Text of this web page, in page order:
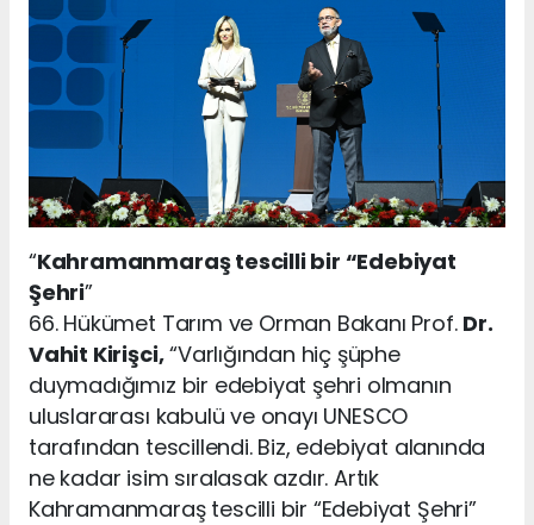
“Kahramanmaraş tescilli bir “Edebiyat
Şehri”
66. Hükümet Tarım ve Orman Bakanı Prof. Dr.
Vahit Kirişci,“Varlığından hiç şüphe
duymadığımız bir edebiyat şehri olmanın
uluslararası kabulü ve onayı UNESCO
tarafından tescillendi. Biz, edebiyat alanında
ne kadar isim sıralasak azdır. Artık
Kahramanmaraş tescilli bir “Edebiyat Şehri”